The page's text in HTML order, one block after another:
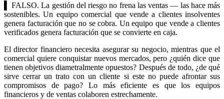
▌ FALSO. La gestión del riesgo no frena las ventas — las hace más
sostenibles. Un equipo comercial que vende a clientes insolventes
genera facturación que no se cobra. Un equipo que vende a clientes
verificados genera facturación que se convierte en caja.
El director financiero necesita asegurar su negocio, mientras que el
comercial quiere conquistar nuevos mercados, pero ¿quién dice que
tienen objetivos diametralmente opuestos? Después de todo, ¿de qué
sirve cerrar un trato con un cliente si este no puede afrontar sus
compromisos de pago? Lo más eficiente es que los equipos
financieros y de ventas colaboren estrechamente.